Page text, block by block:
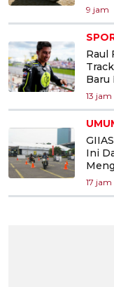
9 jam
Raul
Baru
13 jam
Ini
17 jam